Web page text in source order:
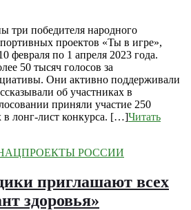
три победителя народного
проектов «Ты в игре»,
февраля по 1 апреля 2023 года.
50 тысяч голосов за
Они активно поддерживали
об участниках в
приняли участие 250
лонг-лист конкурса. […]Читать
РОССИИ
приглашают всех
здоровья»